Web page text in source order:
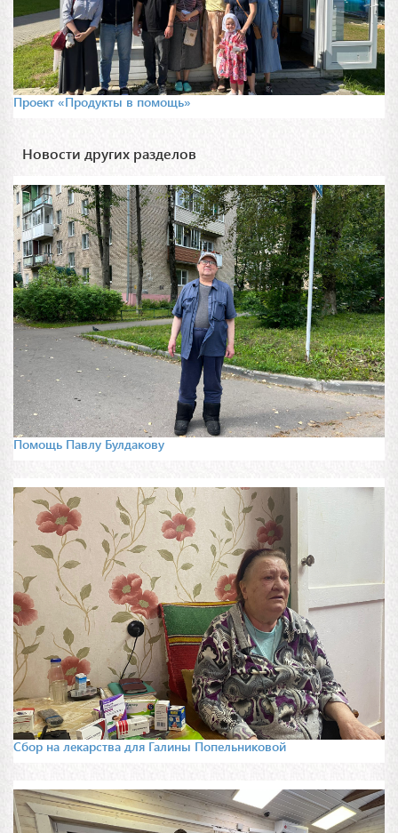
Проект «Продукты в помощь»
Новости других разделов
Помощь Павлу Булдакову
Сбор на лекарства для Галины Попельниковой